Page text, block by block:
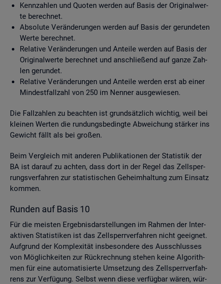
Kenn­zah­len und Quo­ten wer­den auf Basis der Ori­gi­nal­wer­
te be­rech­net.
Ab­so­lu­te Ver­än­de­run­gen wer­den auf Basis der ge­run­de­ten
Werte be­rech­net.
Re­la­ti­ve Ver­än­de­run­gen und An­tei­le wer­den auf Basis der
Ori­gi­nal­wer­te be­rech­net und an­schlie­ßend auf ganze Zah­
len ge­run­det.
Re­la­ti­ve Ver­än­de­run­gen und An­tei­le wer­den erst ab einer
Min­dest­fall­zahl von 250 im Nen­ner aus­ge­wie­sen.
Die Fall­zah­len zu be­ach­ten ist grund­sätz­lich wich­tig, weil bei
klei­nen Wer­ten die run­dungs­be­ding­te Ab­wei­chung stär­ker ins
Ge­wicht fällt als bei gro­ßen.
Beim Ver­gleich mit an­de­ren Pu­bli­ka­tio­nen der Sta­tis­tik der
BA ist dar­auf zu ach­ten, dass dort in der Regel das Zell­sper­
rungs­ver­fah­ren zur sta­tis­ti­schen Ge­heim­hal­tung zum Ein­satz
kom­men.
Run­den auf Basis 10
Für die meis­ten Er­geb­nis­dar­stel­lun­gen im Rah­men der In­ter­
ak­ti­ven Sta­tis­ti­ken ist das Zell­sperr­ver­fah­ren nicht ge­eig­net.
Auf­grund der Kom­ple­xi­tät ins­be­son­de­re des Aus­schlus­ses
von Mög­lich­kei­ten zur Rück­rech­nung ste­hen keine Al­go­rith­
men für eine au­to­ma­ti­sier­te Um­set­zung des Zell­sperr­ver­fah­
rens zur Ver­fü­gung. Selbst wenn diese ver­füg­bar wären, wür­